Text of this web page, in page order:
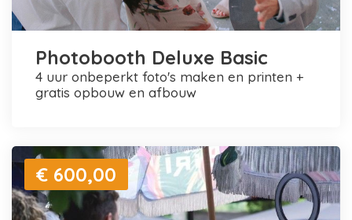
Photobooth Deluxe Basic
4 uur onbeperkt foto's maken en printen +
gratis opbouw en afbouw
€ 600,00